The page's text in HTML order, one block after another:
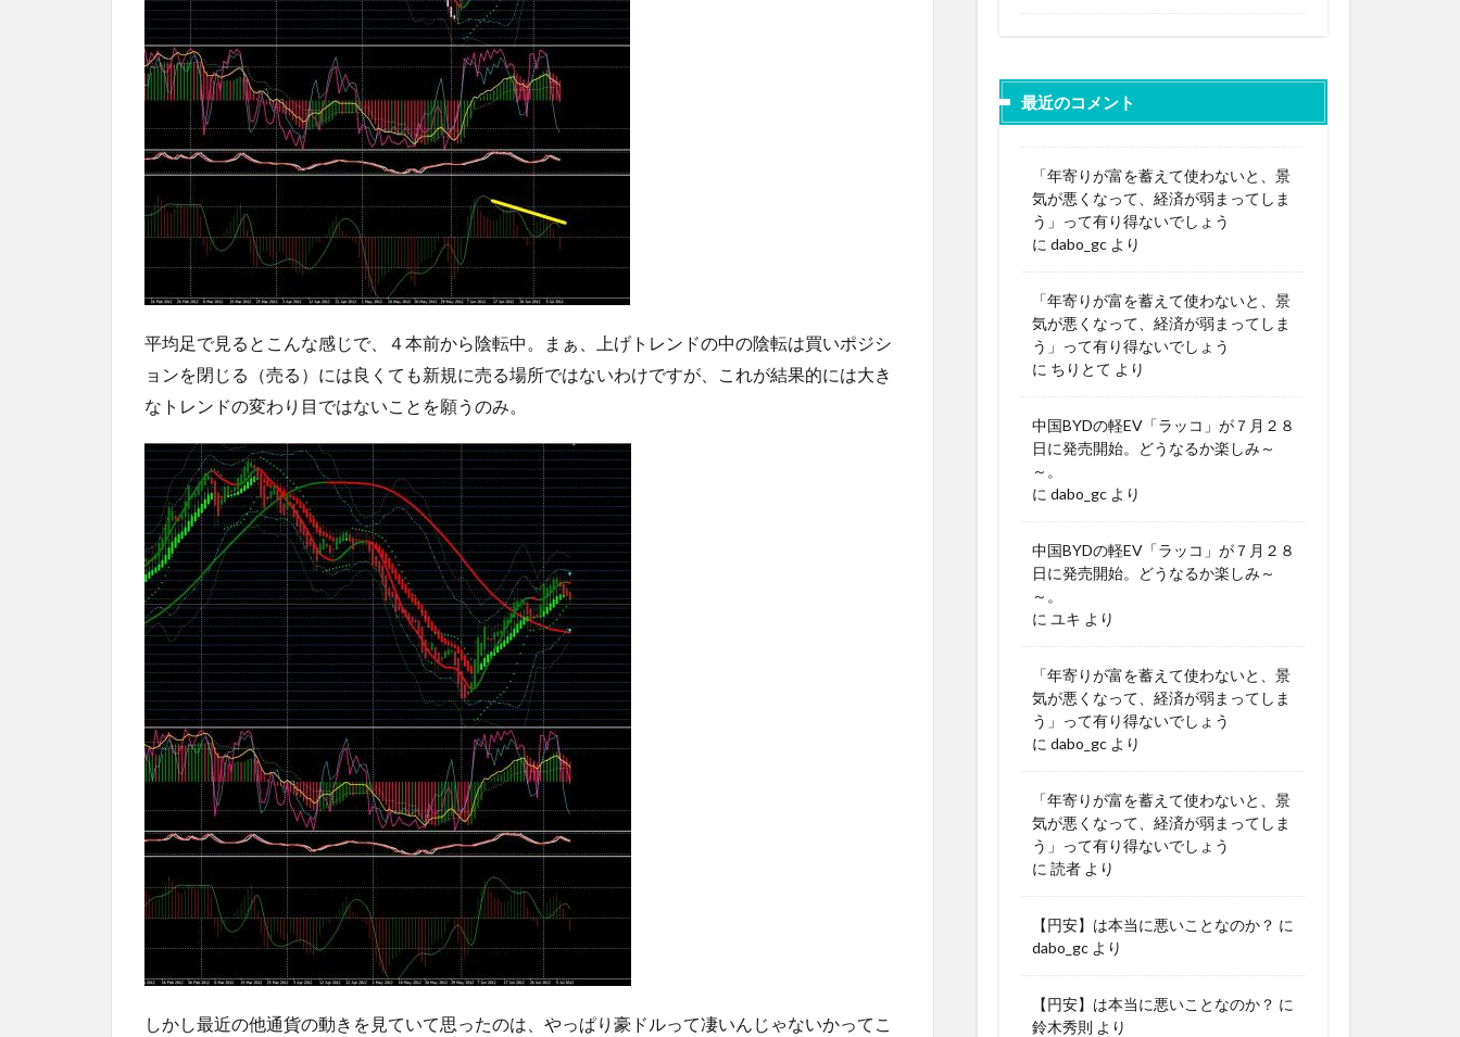
平均足で見るとこんな感じで、４本前から陰転中。まぁ、上げトレンドの中の陰転は買いポジシ
ョンを閉じる（売る）には良くても新規に売る場所ではないわけですが、これが結果的には大き
なトレンドの変わり目ではないことを願うのみ。
しかし最近の他通貨の動きを見ていて思ったのは、やっぱり豪ドルって凄いんじゃないかってこ
最近のコメント
「年寄りが富を蓄えて使わないと、景
気が悪くなって、経済が弱まってしま
う」って有り得ないでしょう
に dabo_gc より
「年寄りが富を蓄えて使わないと、景
気が悪くなって、経済が弱まってしま
う」って有り得ないでしょう
に ちりとて より
中国BYDの軽EV「ラッコ」が７月２８
日に発売開始。どうなるか楽しみ～
～。
に dabo_gc より
中国BYDの軽EV「ラッコ」が７月２８
日に発売開始。どうなるか楽しみ～
～。
に ユキ より
「年寄りが富を蓄えて使わないと、景
気が悪くなって、経済が弱まってしま
う」って有り得ないでしょう
に dabo_gc より
「年寄りが富を蓄えて使わないと、景
気が悪くなって、経済が弱まってしま
う」って有り得ないでしょう
に 読者 より
【円安】は本当に悪いことなのか？ に
dabo_gc より
【円安】は本当に悪いことなのか？ に
鈴木秀則 より